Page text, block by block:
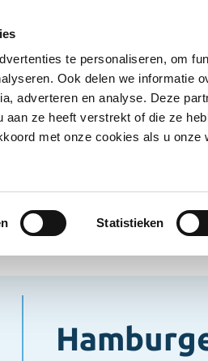
te personaliseren, om
Ook delen we informatie
adverteren en analyse. Deze
aan ze heeft verstrekt of die ze
met onze cookies als u onze
Statistieken
for Droogwaren category
Show submenu for
Diepvriesproducten
Karton Hamburgerbox